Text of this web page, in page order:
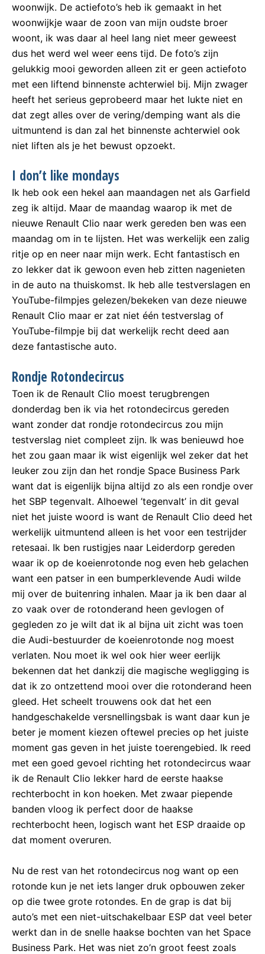
woonwijk. De actiefoto’s heb ik gemaakt in het
woonwijkje waar de zoon van mijn oudste broer
woont, ik was daar al heel lang niet meer geweest
dus het werd wel weer eens tijd. De foto’s zijn
gelukkig mooi geworden alleen zit er geen actiefoto
met een liftend binnenste achterwiel bij. Mijn zwager
heeft het serieus geprobeerd maar het lukte niet en
dat zegt alles over de vering/demping want als die
uitmuntend is dan zal het binnenste achterwiel ook
niet liften als je het bewust opzoekt.
I don’t like mondays
Ik heb ook een hekel aan maandagen net als Garfield
zeg ik altijd. Maar de maandag waarop ik met de
nieuwe Renault Clio naar werk gereden ben was een
maandag om in te lijsten. Het was werkelijk een zalig
ritje op en neer naar mijn werk. Echt fantastisch en
zo lekker dat ik gewoon even heb zitten nagenieten
in de auto na thuiskomst. Ik heb alle testverslagen en
YouTube-filmpjes gelezen/bekeken van deze nieuwe
Renault Clio maar er zat niet één testverslag of
YouTube-filmpje bij dat werkelijk recht deed aan
deze fantastische auto.
Rondje Rotondecircus
Toen ik de Renault Clio moest terugbrengen
donderdag ben ik via het rotondecircus gereden
want zonder dat rondje rotondecircus zou mijn
testverslag niet compleet zijn. Ik was benieuwd hoe
het zou gaan maar ik wist eigenlijk wel zeker dat het
leuker zou zijn dan het rondje Space Business Park
want dat is eigenlijk bijna altijd zo als een rondje over
het SBP tegenvalt. Alhoewel ’tegenvalt’ in dit geval
niet het juiste woord is want de Renault Clio deed het
werkelijk uitmuntend alleen is het voor een testrijder
retesaai. Ik ben rustigjes naar Leiderdorp gereden
waar ik op de koeienrotonde nog even heb gelachen
want een patser in een bumperklevende Audi wilde
mij over de buitenring inhalen. Maar ja ik ben daar al
zo vaak over de rotonderand heen gevlogen of
gegleden zo je wilt dat ik al bijna uit zicht was toen
die Audi-bestuurder de koeienrotonde nog moest
verlaten. Nou moet ik wel ook hier weer eerlijk
bekennen dat het dankzij die magische wegligging is
dat ik zo ontzettend mooi over die rotonderand heen
gleed. Het scheelt trouwens ook dat het een
handgeschakelde versnellingsbak is want daar kun je
beter je moment kiezen oftewel precies op het juiste
moment gas geven in het juiste toerengebied. Ik reed
met een goed gevoel richting het rotondecircus waar
ik de Renault Clio lekker hard de eerste haakse
rechterbocht in kon hoeken. Met zwaar piepende
banden vloog ik perfect door de haakse
rechterbocht heen, logisch want het ESP draaide op
dat moment overuren.
Nu de rest van het rotondecircus nog want op een
rotonde kun je net iets langer druk opbouwen zeker
op die twee grote rotondes. En de grap is dat bij
auto’s met een niet-uitschakelbaar ESP dat veel beter
werkt dan in de snelle haakse bochten van het Space
Business Park. Het was niet zo’n groot feest zoals